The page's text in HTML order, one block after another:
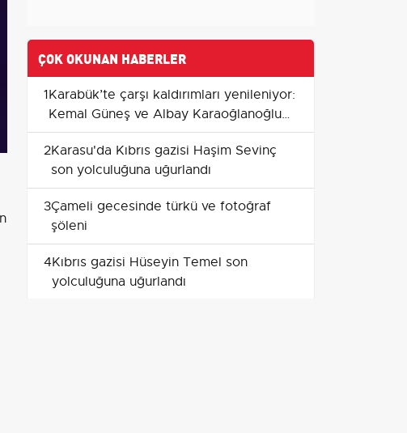
ÇOK OKUNAN HABERLER
1Karabük’te çarşı kaldırımları yenileniyor:
Kemal Güneş ve Albay Karaoğlanoğlu
Caddeleri öncelikli
2Karasu'da Kıbrıs gazisi Haşim Sevinç
son yolculuğuna uğurlandı
3Çameli gecesinde türkü ve fotoğraf
şöleni
4Kıbrıs gazisi Hüseyin Temel son
yolculuğuna uğurlandı